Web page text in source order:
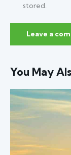
stored.
You May